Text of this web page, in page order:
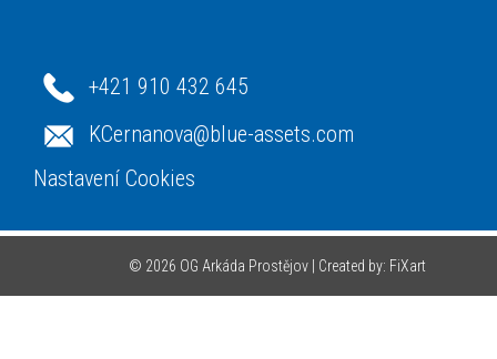
+421 910 432 645
KCernanova@blue-assets.com
Nastavení Cookies
© 2026 OG Arkáda Prostějov | Created by: FiXart